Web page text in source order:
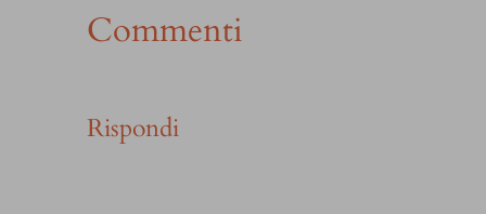
Commenti
Rispondi